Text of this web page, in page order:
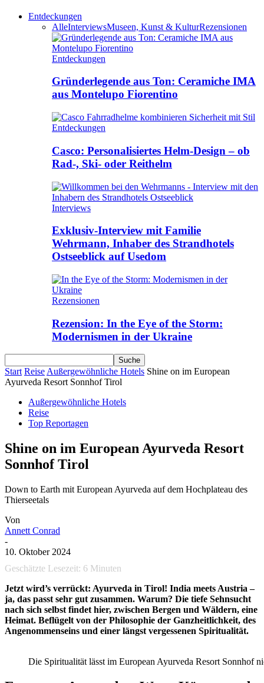
Entdeckungen
AlleInterviewsMuseen, Kunst & KulturRezensionen
Entdeckungen
Gründerlegende aus Ton: Ceramiche IMA
aus Montelupo Fiorentino
Entdeckungen
Casco: Personalisiertes Helm-Design – ob
Rad-, Ski- oder Reithelm
Interviews
Exklusiv-Interview mit Familie
Wehrmann, Inhaber des Strandhotels
Ostseeblick auf Usedom
Rezensionen
Rezension: In the Eye of the Storm:
Modernismen in der Ukraine
Start ReiseAußergewöhnliche Hotels Shine on im European
Ayurveda Resort Sonnhof Tirol
Außergewöhnliche Hotels
Reise
Top Reportagen
Shine on im European Ayurveda Resort
Sonnhof Tirol
Down to Earth mit European Ayurveda auf dem Hochplateau des
Thierseetals
Von
Annett Conrad
-
10. Oktober 2024
Geschätzte Lesezeit: 6 Minuten
Jetzt wird’s verrückt: Ayurveda in Tirol! India meets Austria –
ja, das passt sehr gut zusammen. Warum? Die tiefe Sehnsucht
nach sich selbst findet hier, zwischen Bergen und Wäldern, eine
Heimat. Beflügelt von der Philosophie der Ganzheitlichkeit, des
Angenommenseins und einer längst vergessenen Spiritualität.
Die Spiritualität lässt im European Ayurveda Resort Sonnhof